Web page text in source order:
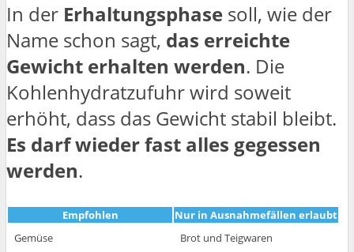
In der Erhaltungsphase soll, wie der
Name schon sagt, das erreichte
Gewicht erhalten werden. Die
Kohlenhydratzufuhr wird soweit
erhöht, dass das Gewicht stabil bleibt.
Es darf wieder fast alles gegessen
werden.
Empfohlen
Nur in Ausnahmefällen erlaubt
Gemüse
Brot und Teigwaren